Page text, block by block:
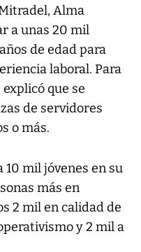
Alma
a unas 20 mil
de edad para
laboral. Para
que se
de servidores
o más.
mil jóvenes en su
más en
2 mil en calidad de
y 2 mil a